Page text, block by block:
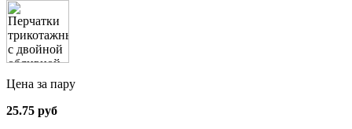
Цена за пару
25.75 руб